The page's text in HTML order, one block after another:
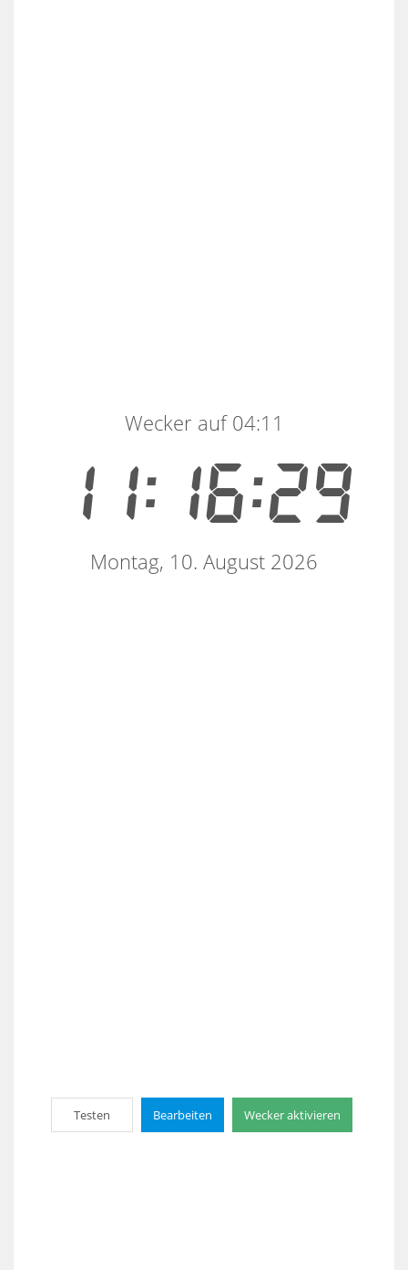
11:16:29
Wecker auf 04:11
Montag, 10. August 2026
Testen Bearbeiten Wecker aktivieren